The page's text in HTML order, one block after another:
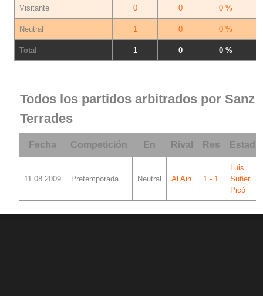
Visitante 0 0 0 %
Neutral 1 0 0 %
Total 1 0 0 %
Todos los partidos arbitrados por Sanz
Terrades
Fecha Competición En Rival Res Estadio
11.08.2009 Pretemporada Neutral Al Ain 1 - 1
Luis
Suñer
Picó